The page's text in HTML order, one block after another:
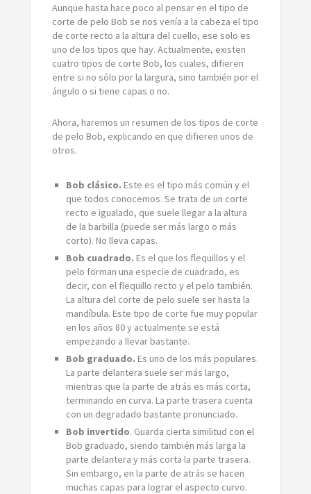
Aunque hasta hace poco al pensar en el tipo de
corte de pelo Bob se nos venía a la cabeza el tipo
de corte recto a la altura del cuello, ese solo es
uno de los tipos que hay. Actualmente, existen
cuatro tipos de corte Bob, los cuales, difieren
entre si no sólo por la largura, sino también por el
ángulo o si tiene capas o no.
Ahora, haremos un resumen de los tipos de corte
de pelo Bob, explicando en que difieren unos de
otros.
Bob clásico. Este es el tipo más común y el
que todos conocemos. Se trata de un corte
recto e igualado, que suele llegar a la altura
de la barbilla (puede ser más largo o más
corto). No lleva capas.
‌Bob cuadrado. Es el que los flequillos y el
pelo forman una especie de cuadrado, es
decir, con el flequillo recto y el pelo también.
La altura del corte de pelo suele ser hasta la
mandíbula. Este tipo de corte fue muy popular
en los años 80 y actualmente se está
empezando a llevar bastante.
Bob graduado. Es uno de los más populares.
La parte delantera suele ser más largo,
mientras que la parte de atrás es más corta,
terminando en curva. La parte trasera cuenta
con un degradado bastante pronunciado.
Bob invertido. Guarda cierta similitud con el
Bob graduado, siendo también más larga la
parte delantera y más corta la parte trasera.
Sin embargo, en la parte de atrás se hacen
muchas capas para lograr el aspecto curvo.